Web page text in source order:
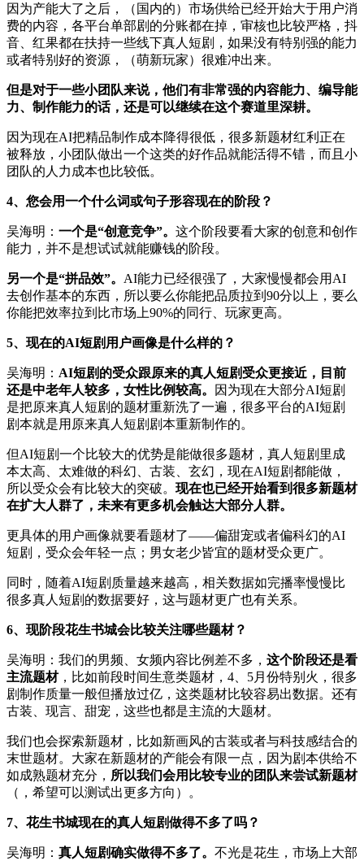
因为产能大了之后，（国内的）市场供给已经开始大于用户消
费的内容，各平台单部剧的分账都在掉，审核也比较严格，抖
音、红果都在扶持一些线下真人短剧，如果没有特别强的能力
或者特别好的资源，（萌新玩家）很难冲出来。
但是对于一些小团队来说，他们有非常强的内容能力、编导能
力、制作能力的话，还是可以继续在这个赛道里深耕。
因为现在AI把精品制作成本降得很低，很多新题材红利正在
被释放，小团队做出一个这类的好作品就能活得不错，而且小
团队的人力成本也比较低。
4、您会用一个什么词或句子形容现在的阶段？
吴海明： 一个是“创意竞争”。 这个阶段要看大家的创意和创作
能力，并不是想试试就能赚钱的阶段。
另一个是“拼品效”。 AI能力已经很强了，大家慢慢都会用AI
去创作基本的东西，所以要么你能把品质拉到90分以上，要么
你能把效率拉到比市场上90%的同行、玩家更高。
5、现在的AI短剧用户画像是什么样的？
吴海明： AI短剧的受众跟原来的真人短剧受众更接近，目前
还是中老年人较多，女性比例较高。
因为现在大部分AI短剧
是把原来真人短剧的题材重新洗了一遍，很多平台的AI短剧
剧本就是用原来真人短剧剧本重新制作的。
但AI短剧一个比较大的优势是能做很多题材，真人短剧里成
本太高、太难做的科幻、古装、玄幻，现在AI短剧都能做，
所以受众会有比较大的突破。 现在也已经开始看到很多新题材
在扩大人群了，未来有更多机会触达大部分人群。
更具体的用户画像就要看题材了——偏甜宠或者偏科幻的AI
短剧，受众会年轻一点；男女老少皆宜的题材受众更广。
同时，随着AI短剧质量越来越高，相关数据如完播率慢慢比
很多真人短剧的数据要好，这与题材更广也有关系。
6、现阶段花生书城会比较关注哪些题材？
吴海明：我们的男频、女频内容比例差不多， 这个阶段还是看
主流题材，比如前段时间生意类题材，4、5月份特别火，很多
剧制作质量一般但播放过亿，这类题材比较容易出数据。还有
古装、现言、甜宠，这些也都是主流的大题材。
我们也会探索新题材，比如新画风的古装或者与科技感结合的
末世题材。大家在新题材的产能会有限一点，因为剧本供给不
如成熟题材充分， 所以我们会用比较专业的团队来尝试新题材
（，希望可以测试出更多方向）。
7、花生书城现在的真人短剧做得不多了吗？
吴海明： 真人短剧确实做得不多了。 不光是花生，市场上大部